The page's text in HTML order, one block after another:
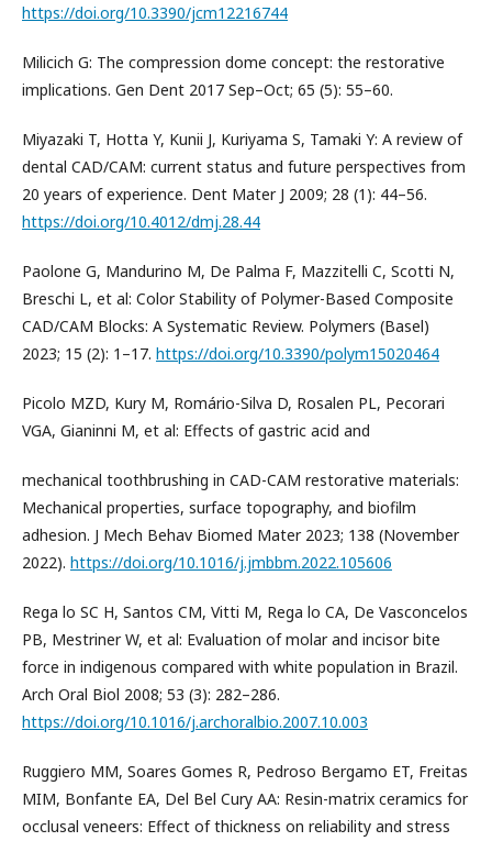
https://doi.org/10.3390/jcm12216744
Milicich G: The compression dome concept: the restorative
implications. Gen Dent 2017 Sep–Oct; 65 (5): 55–60.
Miyazaki T, Hotta Y, Kunii J, Kuriyama S, Tamaki Y: A review of
dental CAD/CAM: current status and future perspectives from
20 years of experience. Dent Mater J 2009; 28 (1): 44–56.
https://doi.org/10.4012/dmj.28.44
Paolone G, Mandurino M, De Palma F, Mazzitelli C, Scotti N,
Breschi L, et al: Color Stability of Polymer-Based Composite
CAD/CAM Blocks: A Systematic Review. Polymers (Basel)
2023; 15 (2): 1–17. https://doi.org/10.3390/polym15020464
Picolo MZD, Kury M, Romário-Silva D, Rosalen PL, Pecorari
VGA, Gianinni M, et al: Effects of gastric acid and
mechanical toothbrushing in CAD-CAM restorative materials:
Mechanical properties, surface topography, and biofilm
adhesion. J Mech Behav Biomed Mater 2023; 138 (November
2022). https://doi.org/10.1016/j.jmbbm.2022.105606
Rega lo SC H, Santos CM, Vitti M, Rega lo CA, De Vasconcelos
PB, Mestriner W, et al: Evaluation of molar and incisor bite
force in indigenous compared with white population in Brazil.
Arch Oral Biol 2008; 53 (3): 282–286.
https://doi.org/10.1016/j.archoralbio.2007.10.003
Ruggiero MM, Soares Gomes R, Pedroso Bergamo ET, Freitas
MIM, Bonfante EA, Del Bel Cury AA: Resin-matrix ceramics for
occlusal veneers: Effect of thickness on reliability and stress